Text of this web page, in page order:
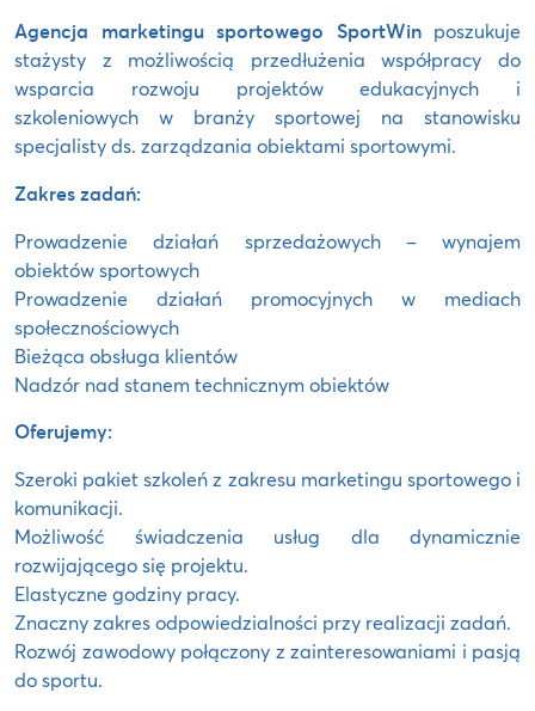
Agencja marketingu sportowego SportWinposzukuje
stażysty z możliwością przedłużenia współpracy do
wsparcia rozwoju projektów edukacyjnych i
szkoleniowych w branży sportowej na stanowisku
specjalisty ds. zarządzania obiektami sportowymi.
Zakres zadań:
Prowadzenie działań sprzedażowych – wynajem
obiektów sportowych
Prowadzenie działań promocyjnych w mediach
społecznościowych
Bieżąca obsługa klientów
Nadzór nad stanem technicznym obiektów
Oferujemy:
Szeroki pakiet szkoleń z zakresu marketingu sportowego i
komunikacji.
Możliwość świadczenia usług dla dynamicznie
rozwijającego się projektu.
Elastyczne godziny pracy.
Znaczny zakres odpowiedzialności przy realizacji zadań.
Rozwój zawodowy połączony z zainteresowaniami i pasją
do sportu.